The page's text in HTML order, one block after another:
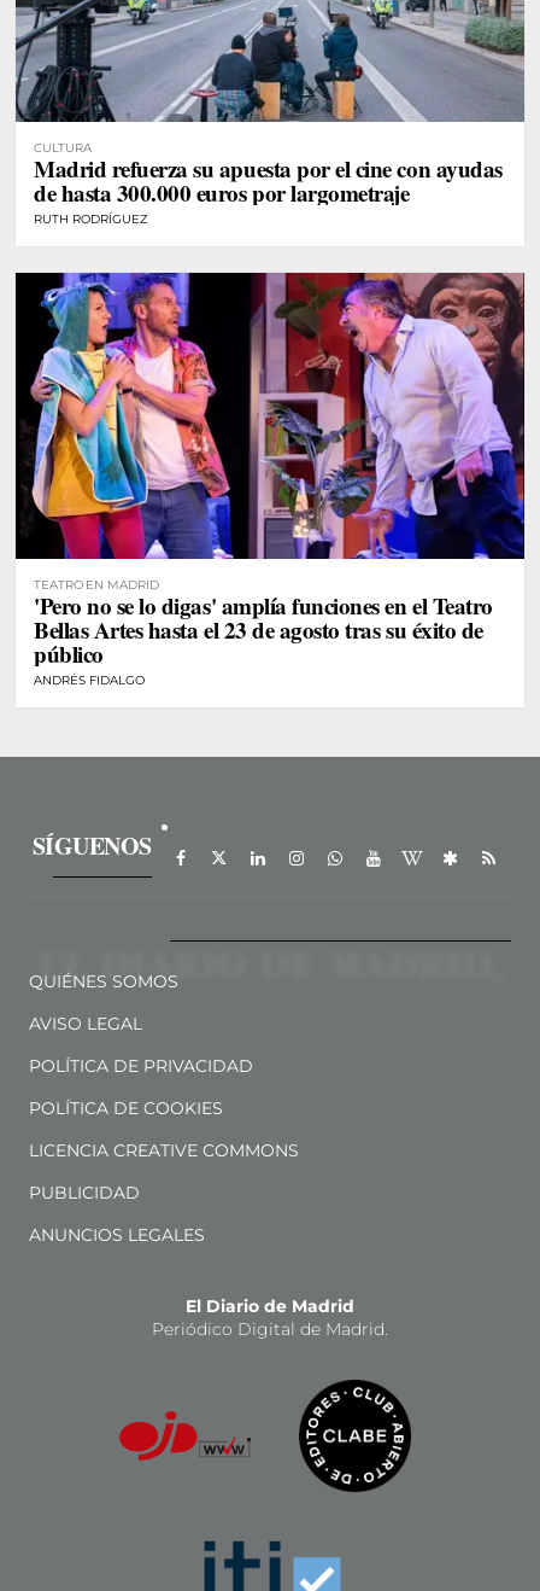
CULTURA
Madrid refuerza su apuesta por el cine con ayudas
de hasta 300.000 euros por largometraje
RUTH RODRÍGUEZ
TEATRO EN MADRID
'Pero no se lo digas' amplía funciones en el Teatro
Bellas Artes hasta el 23 de agosto tras su éxito de
público
ANDRÉS FIDALGO
SÍGUENOS
QUIÉNES SOMOS
AVISO LEGAL
POLÍTICA DE PRIVACIDAD
POLÍTICA DE COOKIES
LICENCIA CREATIVE COMMONS
PUBLICIDAD
ANUNCIOS LEGALES
El Diario de Madrid
Periódico Digital de Madrid.